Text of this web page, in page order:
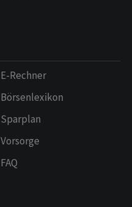
E-Rechner
Börsenlexikon
Sparplan
Vorsorge
FAQ